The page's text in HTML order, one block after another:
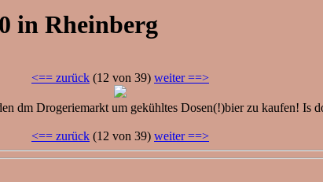
in Rheinberg
<== zurück (12 von 39) weiter ==>
dm Drogeriemarkt um gekühltes Dosen(!)bier zu kaufen! Is
<== zurück (12 von 39) weiter ==>